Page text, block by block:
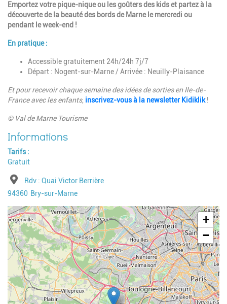
Emportez votre pique-nique ou les goûters des kids et partez à la
découverte de la beauté des bords de Marne le mercredi ou
pendant le week-end !
En pratique :
Accessible gratuitement 24h/24h 7j/7
Départ : Nogent-sur-Marne / Arrivée : Neuilly-Plaisance
Et pour recevoir chaque semaine des idées de sorties en Ile-de-
France avec les enfants, inscrivez-vous à la newsletter Kidiklik!
© Val de Marne Tourisme
Tarifs
Gratuit
AdresseRdv : Quai Victor Berrière
Code postal
94360 Ville
Bry-sur-Marne
Geolocalisation
+
−